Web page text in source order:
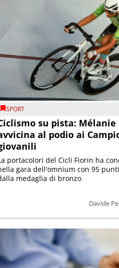
SPORT
su pista: Mélanie
al podio ai
Davide
portacolori del Cicli Fiorin ha
gara dell'omnium con 95
medaglia di bronzo